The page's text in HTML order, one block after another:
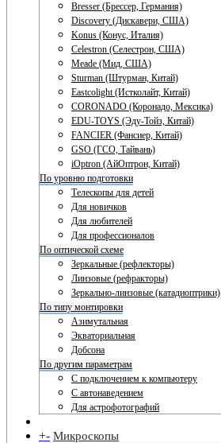
Bresser (Брессер, Германия)
Discovery (Дискавери, США)
Konus (Конус, Италия)
Celestron (Селестрон, США)
Meade (Мид, США)
Sturman (Штурман, Китай)
Eastcolight (Истколайт, Китай)
CORONADO (Коронадо, Мексика)
EDU-TOYS (Эду-Тойз, Китай)
FANCIER (Фансиер, Китай)
GSO (ГСО, Тайвань)
iOptron (АйОптрон, Китай)
По уровню подготовки
Телескопы для детей
Для новичков
Для любителей
Для профессионалов
По оптической схеме
Зеркальные (рефлекторы)
Линзовые (рефракторы)
Зеркально-линзовые (катадиоптрики)
По типу монтировки
Азимутальная
Экваториальная
Добсона
По другим параметрам
С подключением к компьютеру
С автонаведением
Для астрофотографий
+- Микроскопы